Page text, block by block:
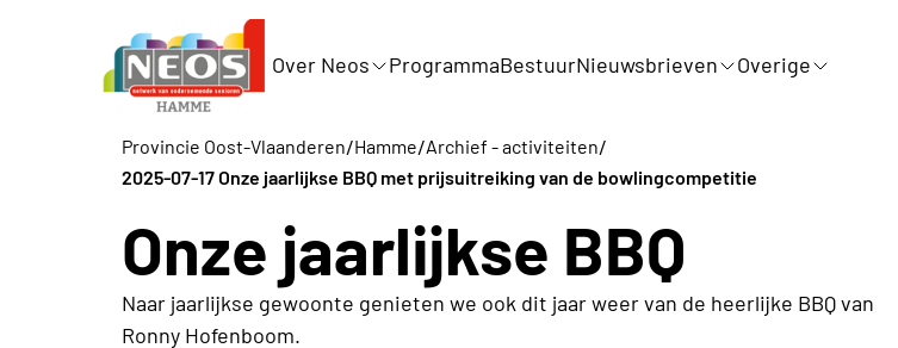
Over Neos ProgrammaBestuurNieuwsbrieven Overige
Provincie Oost-Vlaanderen/Hamme/Archief - activiteiten/
2025-07-17 Onze jaarlijkse BBQ met prijsuitreiking van de bowlingcompetitie
Onze jaarlijkse BBQ
Naar jaarlijkse gewoonte genieten we ook dit jaar weer van de heerlijke BBQ van
Ronny Hofenboom.